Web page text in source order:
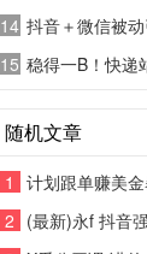
14 抖音＋微信被
15 稳得一B！快递
随机文章
1
计划跟单赚美
2 (最新)永f 抖音